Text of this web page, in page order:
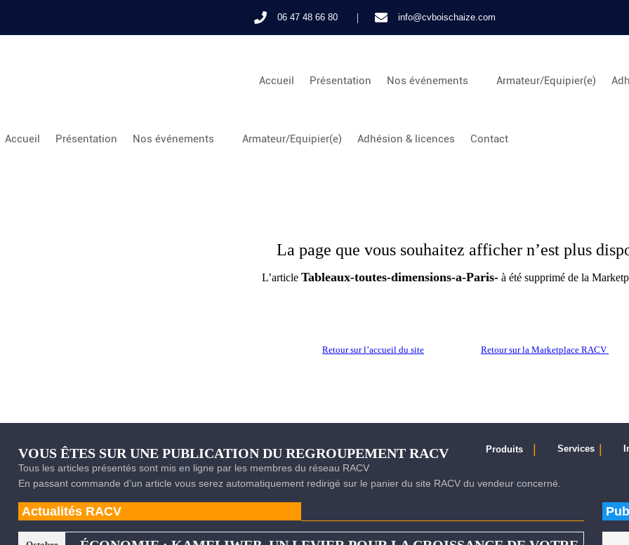
06 47 48 66 80 | info@cvboischaize.com
Accueil Présentation Nos événements Armateur/Equipier(e)
Accueil Présentation Nos événements Armateur/Equipier(e) Adhésion & licences Contact
La page que vous souhaitez afficher n’est plus
L’article Tableaux-toutes-dimensions-a-Paris- à été supprimé de la
Retour sur l’accueil du site Retour sur la Marketplace RACV
VOUS ÊTES SUR UNE PUBLICATION DU REGROUPEMENT RACV Produits Services
Tous les articles présentés sont mis en ligne par les membres du réseau RACV
En passant commande d’un article vous serez automatiquement redirigé sur le panier du site RACV du vendeur concerné.
Actualités RACV